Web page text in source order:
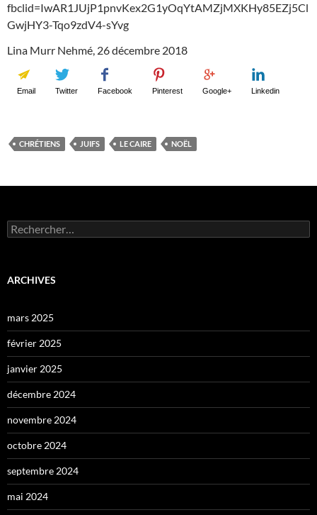
fbclid=IwAR1JUjP1pnvKex2G1yOqYtAMZjMXKHy85EZj5Cl
GwjHY3-Tqo9zdV4-sYvg
Lina Murr Nehmé, 26 décembre 2018
Email Twitter Facebook Pinterest Google+ Linkedin
CHRÉTIENS JUIFS LE CAIRE NOËL
Rechercher :
ARCHIVES
mars 2025
février 2025
janvier 2025
décembre 2024
novembre 2024
octobre 2024
septembre 2024
mai 2024